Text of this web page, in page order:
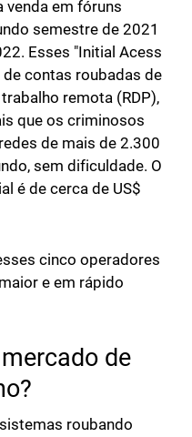
em fóruns
semestre de 2021
Esses "Initial Acess
contas roubadas de
remota (RDP),
que os criminosos
de mais de 2.300
sem dificuldade. O
é de cerca de US$
cinco operadores
e em rápido
de
roubando